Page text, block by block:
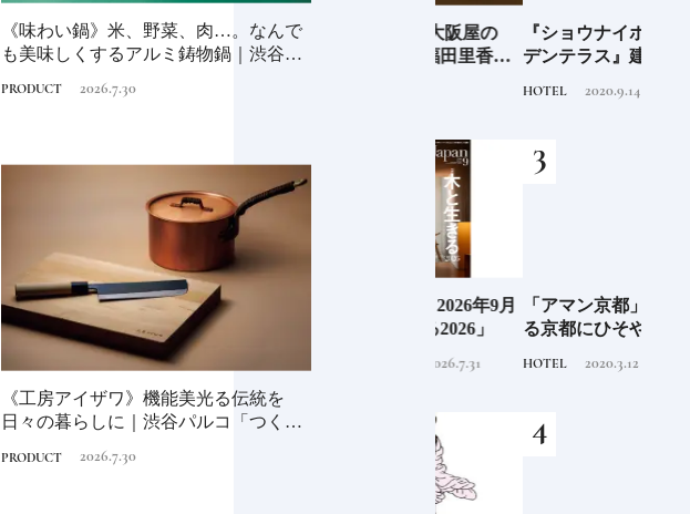
《味わい鍋》米、野菜、肉…。なんで
も美味しくするアルミ鋳物鍋｜渋谷パ
PRODUCT 2026.7.30
《工房アイザワ》機能美光る伝統を
日々の暮らしに｜渋谷パルコ「つくる
PRODUCT 2026.7.30
Ento ＜エントウ＞ 海士町
地球と人が循環する、未
来の島の観光拠点〈前
HOTEL 2021.8.29
《うめきた公園》大阪に
自然と人をつなぐランド
スケープが誕生
2022.6.11
青森県弘前市 大阪屋の
「竹流し」《福田里香の
Discover Japan 2026年9月
『ショウナイホテル スイ
デンテラス』建築家・坂
2020.9.14
「アマン京都」知られざ
る京都にひそやかに息づ
HOTEL 2020.3.12